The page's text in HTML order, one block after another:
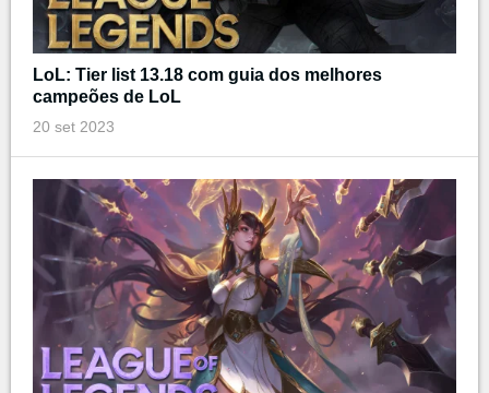
LoL: Tier list 13.18 com guia dos melhores
campeões de LoL
20 set 2023